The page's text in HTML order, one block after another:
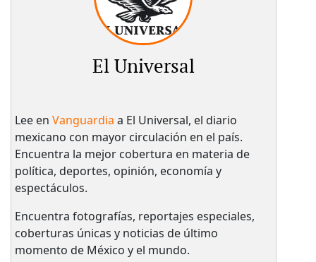
El Universal
Lee en Vanguardia a El Universal, el diario
mexicano con mayor circulación en el país.​
Encuentra la mejor cobertura en materia de
política, deportes, opinión, economía y
espectáculos.
Encuentra fotografías, reportajes especiales,
coberturas únicas y noticias de último
momento de México y el mundo.